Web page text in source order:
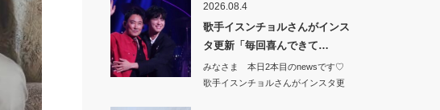
2026.08.4
歌手イスンチョルさんがインス
タ更新「毎回喜んできて…
みなさま 本日2本目のnewsです♡
歌手イスンチョルさんがインスタ更